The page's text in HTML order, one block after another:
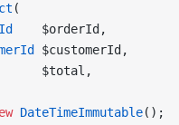
(
    $orderId,
$customerId,
$total,
DateTimeImmutable();